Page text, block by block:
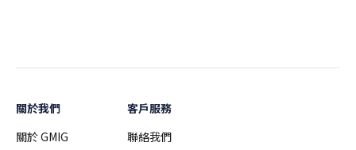
關於我們
關於 GMIG
客戶服務
聯絡我們